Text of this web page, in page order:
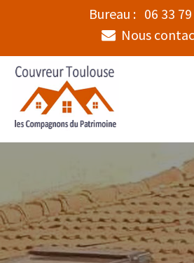
Bureau : 06 33
Nous